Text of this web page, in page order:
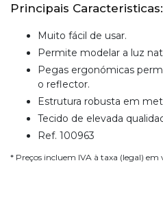
Principais Caracteristicas:
Muito fácil de usar.
Permite modelar a luz
Pegas ergonómicas
o reflector.
Estrutura robusta em
Tecido de elevada
Ref. 100963
* Preços incluem IVA à taxa (legal) em